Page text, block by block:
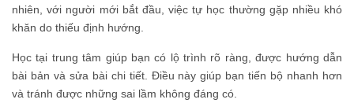
nhiên, với người mới bắt đầu, việc tự học thường gặp nhiều khó
khăn do thiếu định hướng.
Học tại trung tâm giúp bạn có lộ trình rõ ràng, được hướng dẫn
bài bản và sửa bài chi tiết. Điều này giúp bạn tiến bộ nhanh hơn
và tránh được những sai lầm không đáng có.